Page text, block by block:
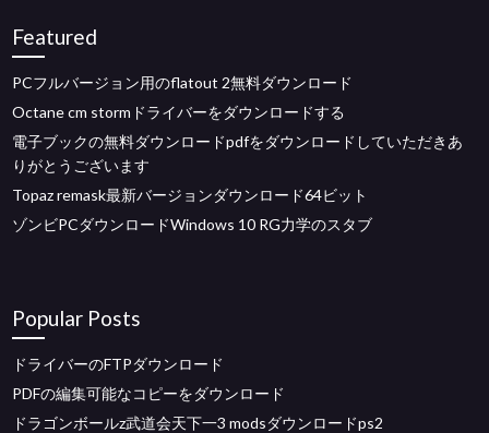
Featured
PCフルバージョン用のflatout 2無料ダウンロード
Octane cm stormドライバーをダウンロードする
電子ブックの無料ダウンロードpdfをダウンロードしていただきあ
りがとうございます
Topaz remask最新バージョンダウンロード64ビット
ゾンビPCダウンロードWindows 10 RG力学のスタブ
Popular Posts
ドライバーのFTPダウンロード
PDFの編集可能なコピーをダウンロード
ドラゴンボールz武道会天下一3 modsダウンロードps2